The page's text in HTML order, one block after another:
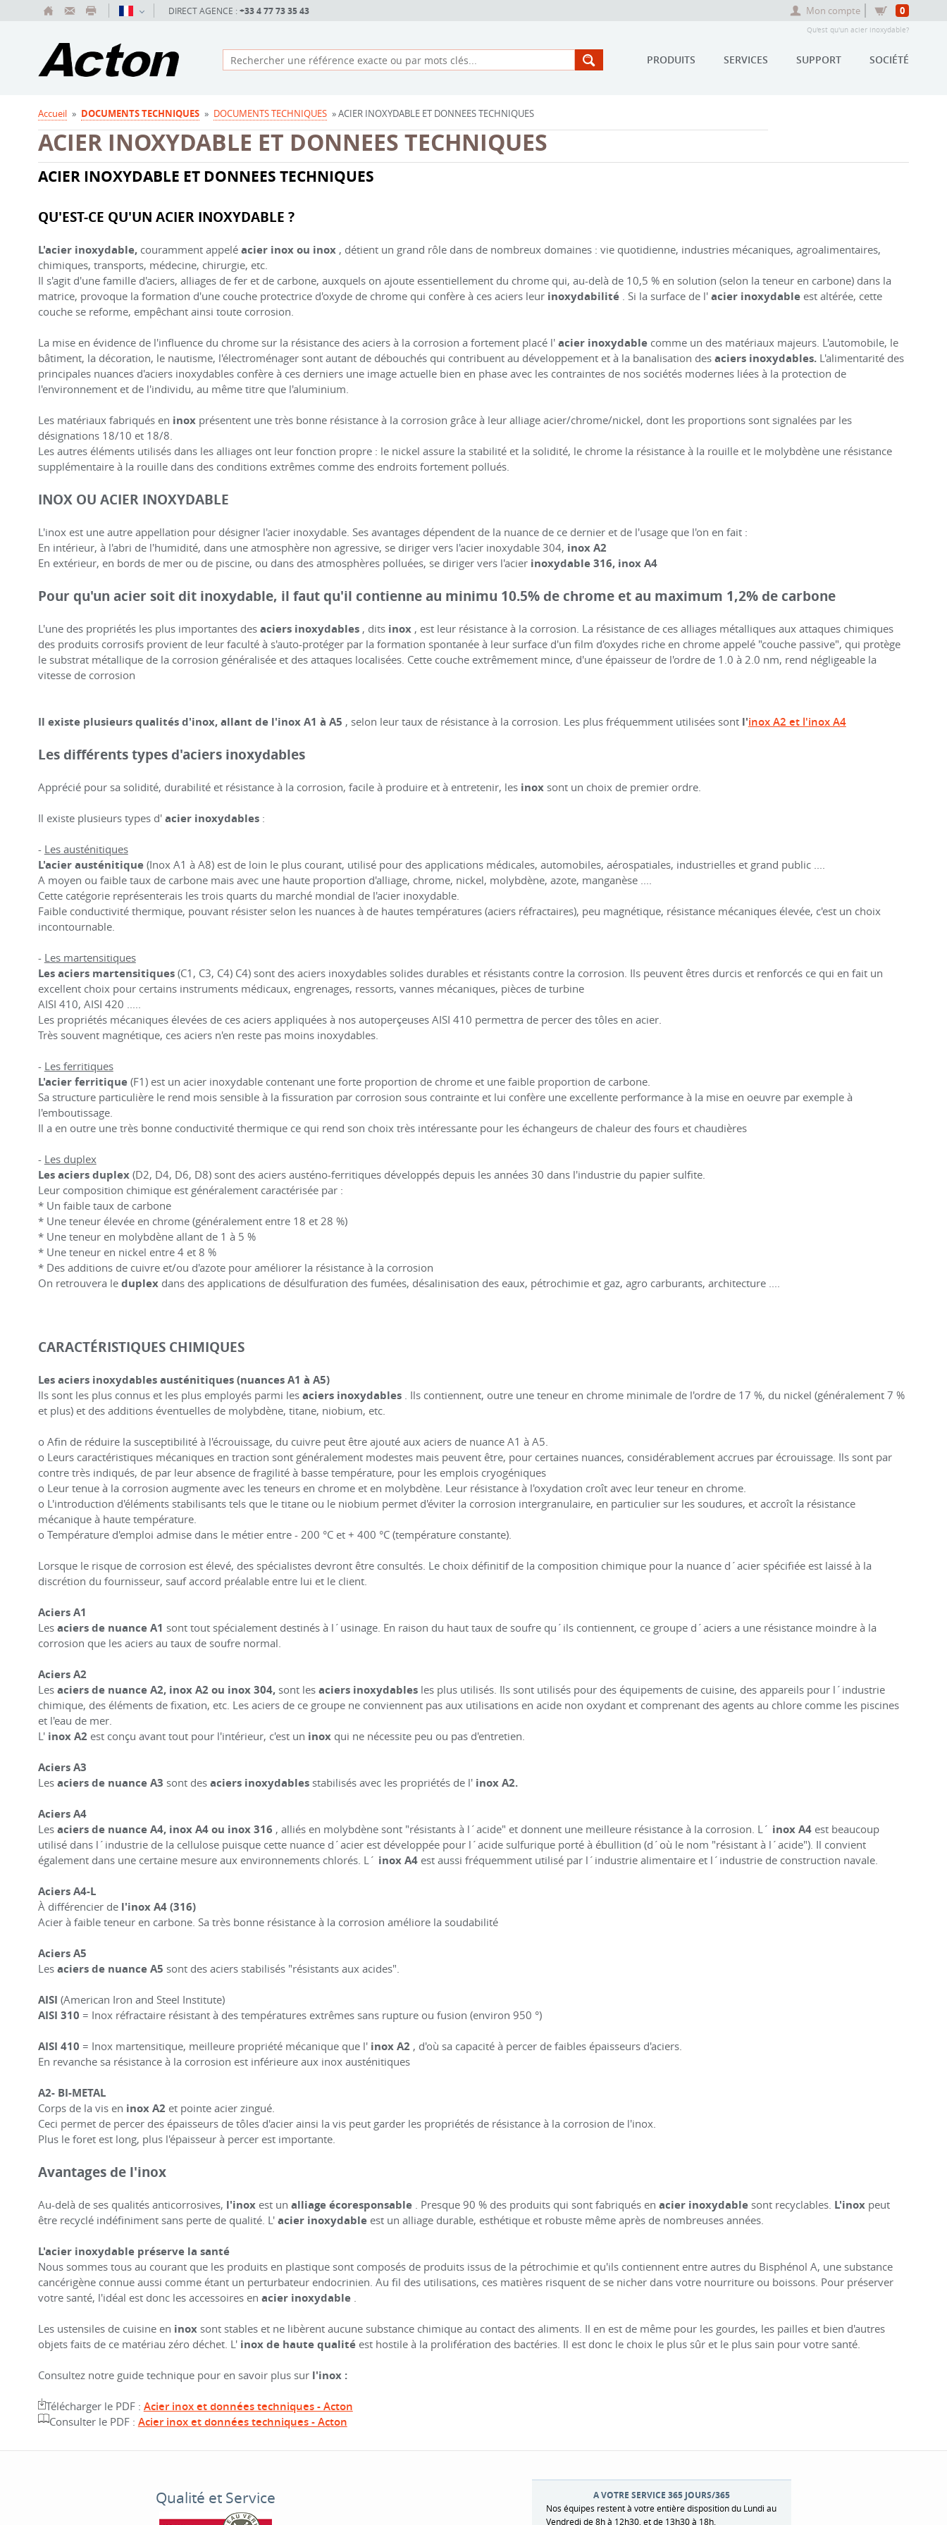
DIRECT AGENCE : +33 4 77 73 35 43 Mon compte 0
Qu'est qu'un acier inoxydable?
PRODUITS SERVICES SUPPORT SOCIÉTÉ
Accueil » DOCUMENTS TECHNIQUES » DOCUMENTS TECHNIQUES » ACIER INOXYDABLE ET DONNEES TECHNIQUES
ACIER INOXYDABLE ET DONNEES TECHNIQUES
ACIER INOXYDABLE ET DONNEES TECHNIQUES
QU'EST-CE QU'UN ACIER INOXYDABLE ?
L'acier inoxydable,couramment appelé acier inox ou inox, détient un grand rôle dans de nombreux domaines : vie quotidienne, industries mécaniques, agroalimentaires,
chimiques, transports, médecine, chirurgie, etc.
Il s'agit d'une famille d'aciers, alliages de fer et de carbone, auxquels on ajoute essentiellement du chrome qui, au-delà de 10,5 % en solution (selon la teneur en carbone) dans la
matrice, provoque la formation d'une couche protectrice d'oxyde de chrome qui confère à ces aciers leur inoxydabilité. Si la surface de l'acier inoxydableest altérée, cette
couche se reforme, empêchant ainsi toute corrosion.
La mise en évidence de l'influence du chrome sur la résistance des aciers à la corrosion a fortement placé l'acier inoxydablecomme un des matériaux majeurs. L'automobile, le
bâtiment, la décoration, le nautisme, l'électroménager sont autant de débouchés qui contribuent au développement et à la banalisation des aciers inoxydables. L'alimentarité des
principales nuances d'aciers inoxydables confère à ces derniers une image actuelle bien en phase avec les contraintes de nos sociétés modernes liées à la protection de
l'environnement et de l'individu, au même titre que l'aluminium.
Les matériaux fabriqués en inox présentent une très bonne résistance à la corrosion grâce à leur alliage acier/chrome/nickel, dont les proportions sont signalées par les
désignations 18/10 et 18/8.
Les autres éléments utilisés dans les alliages ont leur fonction propre : le nickel assure la stabilité et la solidité, le chrome la résistance à la rouille et le molybdène une résistance
supplémentaire à la rouille dans des conditions extrêmes comme des endroits fortement pollués.
INOX OU ACIER INOXYDABLE
L'inox est une autre appellation pour désigner l'acier inoxydable. Ses avantages dépendent de la nuance de ce dernier et de l'usage que l'on en fait :
En intérieur, à l'abri de l'humidité, dans une atmosphère non agressive, se diriger vers l'acier inoxydable 304, inox A2
En extérieur, en bords de mer ou de piscine, ou dans des atmosphères polluées, se diriger vers l'acier inoxydable 316, inox A4
Pour qu'un acier soit dit inoxydable, il faut qu'il contienne au minimu 10.5% de chrome et au maximum 1,2% de carbone
L'une des propriétés les plus importantes des aciers inoxydables, dits inox, est leur résistance à la corrosion. La résistance de ces alliages métalliques aux attaques chimiques
des produits corrosifs provient de leur faculté à s'auto-protéger par la formation spontanée à leur surface d'un film d'oxydes riche en chrome appelé "couche passive", qui protège
le substrat métallique de la corrosion généralisée et des attaques localisées. Cette couche extrêmement mince, d'une épaisseur de l'ordre de 1.0 à 2.0 nm, rend négligeable la
vitesse de corrosion
Il existe plusieurs qualités d'inox, allant de l'inox A1 à A5 , selon leur taux de résistance à la corrosion. Les plus fréquemment utilisées sont l'inox A2 et l'inox A4
Les différents types d'aciers inoxydables
Apprécié pour sa solidité, durabilité et résistance à la corrosion, facile à produire et à entretenir, les inoxsont un choix de premier ordre.
Il existe plusieurs types d'acier inoxydables :
- Les austénitiques
L'acier austénitique(Inox A1 à A8) est de loin le plus courant, utilisé pour des applications médicales, automobiles, aérospatiales, industrielles et grand public ....
A moyen ou faible taux de carbone mais avec une haute proportion d'alliage, chrome, nickel, molybdène, azote, manganèse ....
Cette catégorie représenterais les trois quarts du marché mondial de l'acier inoxydable.
Faible conductivité thermique, pouvant résister selon les nuances à de hautes températures (aciers réfractaires), peu magnétique, résistance mécaniques élevée, c'est un choix
incontournable.
- Les martensitiques
Les aciers martensitiques(C1, C3, C4) C4) sont des aciers inoxydables solides durables et résistants contre la corrosion. Ils peuvent êtres durcis et renforcés ce qui en fait un
excellent choix pour certains instruments médicaux, engrenages, ressorts, vannes mécaniques, pièces de turbine
AISI 410, AISI 420 .....
Les propriétés mécaniques élevées de ces aciers appliquées à nos autoperçeuses AISI 410 permettra de percer des tôles en acier.
Très souvent magnétique, ces aciers n'en reste pas moins inoxydables.
- Les ferritiques
L'acier ferritique(F1) est un acier inoxydable contenant une forte proportion de chrome et une faible proportion de carbone.
Sa structure particulière le rend mois sensible à la fissuration par corrosion sous contrainte et lui confère une excellente performance à la mise en oeuvre par exemple à
l'emboutissage.
Il a en outre une très bonne conductivité thermique ce qui rend son choix très intéressante pour les échangeurs de chaleur des fours et chaudières
- Les duplex
Les aciers duplex(D2, D4, D6, D8) sont des aciers austéno-ferritiques développés depuis les années 30 dans l'industrie du papier sulfite.
Leur composition chimique est généralement caractérisée par :
* Un faible taux de carbone
* Une teneur élevée en chrome (généralement entre 18 et 28 %)
* Une teneur en molybdène allant de 1 à 5 %
* Une teneur en nickel entre 4 et 8 %
* Des additions de cuivre et/ou d'azote pour améliorer la résistance à la corrosion
On retrouvera le duplexdans des applications de désulfuration des fumées, désalinisation des eaux, pétrochimie et gaz, agro carburants, architecture ....
CARACTÉRISTIQUES CHIMIQUES
Les aciers inoxydables austénitiques (nuances A1 à A5)
Ils sont les plus connus et les plus employés parmi les aciers inoxydables. Ils contiennent, outre une teneur en chrome minimale de l'ordre de 17 %, du nickel (généralement 7 %
et plus) et des additions éventuelles de molybdène, titane, niobium, etc.
o Afin de réduire la susceptibilité à l'écrouissage, du cuivre peut être ajouté aux aciers de nuance A1 à A5.
o Leurs caractéristiques mécaniques en traction sont généralement modestes mais peuvent être, pour certaines nuances, considérablement accrues par écrouissage. Ils sont par
contre très indiqués, de par leur absence de fragilité à basse température, pour les emplois cryogéniques
o Leur tenue à la corrosion augmente avec les teneurs en chrome et en molybdène. Leur résistance à l'oxydation croît avec leur teneur en chrome.
o L'introduction d'éléments stabilisants tels que le titane ou le niobium permet d'éviter la corrosion intergranulaire, en particulier sur les soudures, et accroît la résistance
mécanique à haute température.
o Température d'emploi admise dans le métier entre - 200 °C et + 400 °C (température constante).
Lorsque le risque de corrosion est élevé, des spécialistes devront être consultés. Le choix définitif de la composition chimique pour la nuance d´acier spécifiée est laissé à la
discrétion du fournisseur, sauf accord préalable entre lui et le client.
Aciers A1
Les aciers de nuance A1 sont tout spécialement destinés à l´usinage. En raison du haut taux de soufre qu´ils contiennent, ce groupe d´aciers a une résistance moindre à la
corrosion que les aciers au taux de soufre normal.
Aciers A2
Les aciers de nuance A2, inox A2 ou inox 304,sont les aciers inoxydablesles plus utilisés. Ils sont utilisés pour des équipements de cuisine, des appareils pour l´industrie
chimique, des éléments de fixation, etc. Les aciers de ce groupe ne conviennent pas aux utilisations en acide non oxydant et comprenant des agents au chlore comme les piscines
et l'eau de mer.
L'inox A2 est conçu avant tout pour l'intérieur, c'est un inox qui ne nécessite peu ou pas d'entretien.
Aciers A3
Lesaciers de nuance A3 sont des aciers inoxydablesstabilisés avec les propriétés de l'inox A2.
Aciers A4
Les aciers de nuance A4, inox A4 ou inox 316 , alliés en molybdène sont "résistants à l´acide" et donnent une meilleure résistance à la corrosion. L´ inox A4est beaucoup
utilisé dans l´industrie de la cellulose puisque cette nuance d´acier est développée pour l´acide sulfurique porté à ébullition (d´où le nom "résistant à l´acide"). Il convient
également dans une certaine mesure aux environnements chlorés. L´ inox A4est aussi fréquemment utilisé par l´industrie alimentaire et l´industrie de construction navale.
Aciers A4-L
À différencier de l'inox A4 (316)
Acier à faible teneur en carbone. Sa très bonne résistance à la corrosion améliore la soudabilité
Aciers A5
Les aciers de nuance A5 sont des aciers stabilisés "résistants aux acides".
AISI (American Iron and Steel Institute)
AISI 310 = Inox réfractaire résistant à des températures extrêmes sans rupture ou fusion (environ 950 °)
AISI 410 = Inox martensitique, meilleure propriété mécanique que l'inox A2 , d'où sa capacité à percer de faibles épaisseurs d'aciers.
En revanche sa résistance à la corrosion est inférieure aux inox austénitiques
A2- BI-METAL
Corps de la vis en inox A2 et pointe acier zingué.
Ceci permet de percer des épaisseurs de tôles d'acier ainsi la vis peut garder les propriétés de résistance à la corrosion de l'inox.
Plus le foret est long, plus l'épaisseur à percer est importante.
Avantages de l'inox
Au-delà de ses qualités anticorrosives, l'inox est un alliage écoresponsable. Presque 90 % des produits qui sont fabriqués en acier inoxydablesont recyclables. L'inox peut
être recyclé indéfiniment sans perte de qualité. L'acier inoxydableest un alliage durable, esthétique et robuste même après de nombreuses années.
L'acier inoxydable préserve la santé
Nous sommes tous au courant que les produits en plastique sont composés de produits issus de la pétrochimie et qu'ils contiennent entre autres du Bisphénol A, une substance
cancérigène connue aussi comme étant un perturbateur endocrinien. Au fil des utilisations, ces matières risquent de se nicher dans votre nourriture ou boissons. Pour préserver
votre santé, l'idéal est donc les accessoires en acier inoxydable.
Les ustensiles de cuisine en inox sont stables et ne libèrent aucune substance chimique au contact des aliments. Il en est de même pour les gourdes, les pailles et bien d'autres
objets faits de ce matériau zéro déchet. L'inox de haute qualitéest hostile à la prolifération des bactéries. Il est donc le choix le plus sûr et le plus sain pour votre santé.
Consultez notre guide technique pour en savoir plus sur l'inox :
Télécharger le PDF : Acier inox et données techniques - Acton
Consulter le PDF : Acier inox et données techniques - Acton
Qualité et Service A VOTRE SERVICE 365 JOURS/365
Nos équipes restent à votre entière disposition du Lundi au
Vendredi de 8h à 12h30, et de 13h30 à 18h.